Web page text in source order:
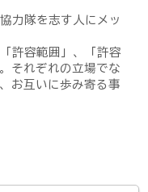
力隊を志す人にメッ
許容範囲」、「許容
それぞれの立場でな
お互いに歩み寄る事